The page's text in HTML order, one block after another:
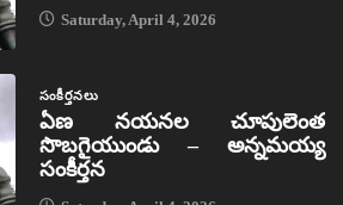
Saturday, April 4, 2026
సంకీర్తనలు
ఏణ నయనల చూపులెంత
సొబగైయుండు – అన్నమయ్య
సంకీర్తన